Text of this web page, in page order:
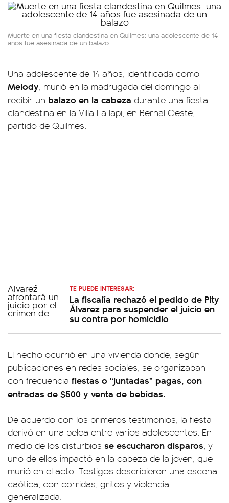
Muerte en una fiesta clandestina en Quilmes: una adolescente de 14
años fue asesinada de un balazo
Una adolescente de 14 años, identificada como
Melody, murió en la madrugada del domingo al
recibir un balazo en la cabeza durante una fiesta
clandestina en la Villa La Iapi, en Bernal Oeste,
partido de Quilmes.
TE PUEDE INTERESAR:
La fiscalía rechazó el pedido de Pity
Álvarez para suspender el juicio en
su contra por homicidio
El hecho ocurrió en una vivienda donde, según
publicaciones en redes sociales, se organizaban
con frecuencia fiestas o “juntadas” pagas, con
entradas de $500 y venta de bebidas.
De acuerdo con los primeros testimonios, la fiesta
derivó en una pelea entre varios adolescentes. En
medio de los disturbios se escucharon disparos, y
uno de ellos impactó en la cabeza de la joven, que
murió en el acto. Testigos describieron una escena
caótica, con corridas, gritos y violencia
generalizada.